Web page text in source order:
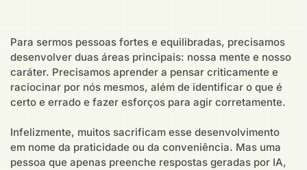
Para sermos pessoas fortes e equilibradas, precisamos
desenvolver duas áreas principais: nossa mente e nosso
caráter. Precisamos aprender a pensar criticamente e
raciocinar por nós mesmos, além de identificar o que é
certo e errado e fazer esforços para agir corretamente.
Infelizmente, muitos sacrificam esse desenvolvimento
em nome da praticidade ou da conveniência. Mas uma
pessoa que apenas preenche respostas geradas por IA,